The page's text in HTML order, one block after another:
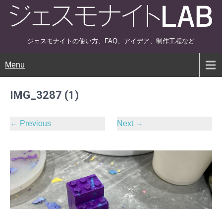
ジェスモナイトの使い方、FAQ、アイデア、制作工程など
Menu
IMG_3287 (1)
← Previous Next →